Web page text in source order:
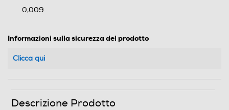
0,009
Informazioni sulla sicurezza del prodotto
Clicca qui
Descrizione Prodotto